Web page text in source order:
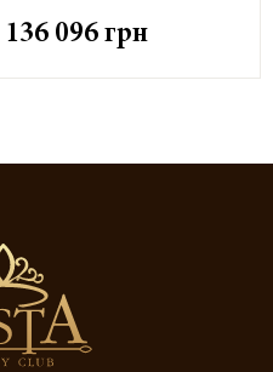
136 096 грн